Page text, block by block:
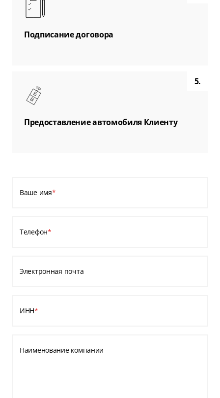
Подписание договора
5.
Предоставление автомобиля Клиенту
Ваше имя*
Телефон*
Электронная почта
ИНН*
Наименование компании